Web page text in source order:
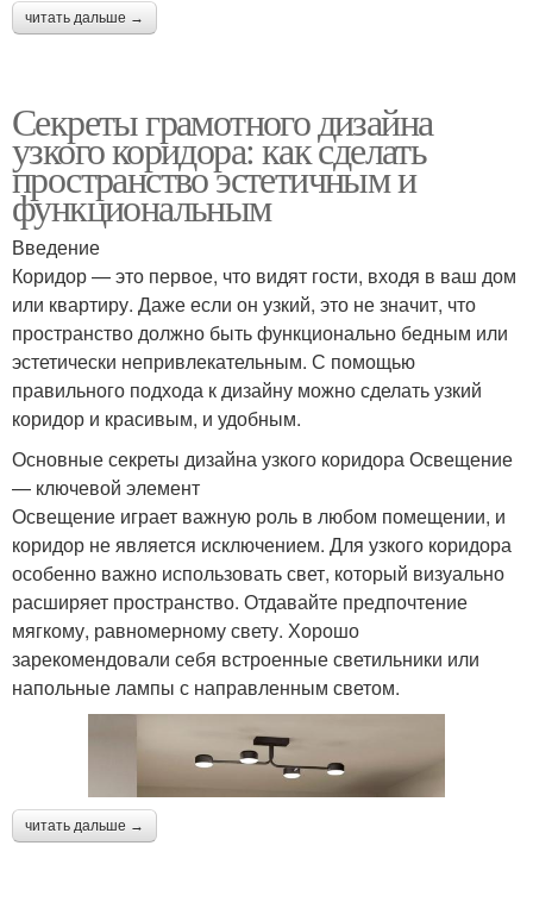
читать дальше →
Секреты грамотного дизайна
узкого коридора: как сделать
пространство эстетичным и
функциональным
Введение
Коридор — это первое, что видят гости, входя в ваш дом
или квартиру. Даже если он узкий, это не значит, что
пространство должно быть функционально бедным или
эстетически непривлекательным. С помощью
правильного подхода к дизайну можно сделать узкий
коридор и красивым, и удобным.
Основные секреты дизайна узкого коридора Освещение
— ключевой элемент
Освещение играет важную роль в любом помещении, и
коридор не является исключением. Для узкого коридора
особенно важно использовать свет, который визуально
расширяет пространство. Отдавайте предпочтение
мягкому, равномерному свету. Хорошо
зарекомендовали себя встроенные светильники или
напольные лампы с направленным светом.
читать дальше →